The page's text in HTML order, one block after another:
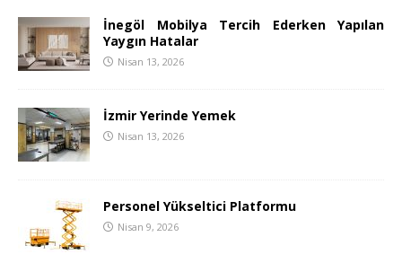
İnegöl Mobilya Tercih Ederken Yapılan
Yaygın Hatalar
Nisan 13, 2026
İzmir Yerinde Yemek
Nisan 13, 2026
Personel Yükseltici Platformu
Nisan 9, 2026